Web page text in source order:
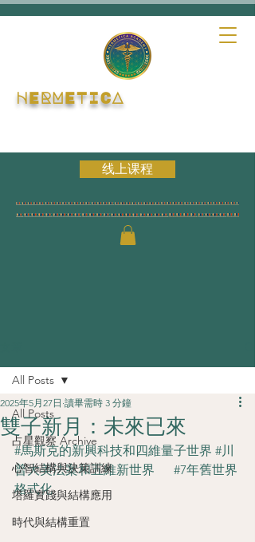
HERMETICA
线上课程
All Posts
占星觀察 Archive
心智結構與決策訓練
塔羅實踐與結構應用
時代與結構重置
All Posts
雙子新月：未來已來
2025年5月27日 讀畢需時 3 分鐘
#馬斯克的新興科技和四維量子世界 #川
普大美法案和五維新世界
#7年舊世界
格式化